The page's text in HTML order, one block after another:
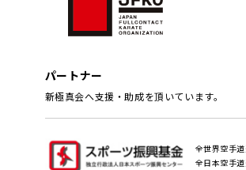
パートナー
新極真会へ支援・助成を頂いています。
全世界空手
全日本空手